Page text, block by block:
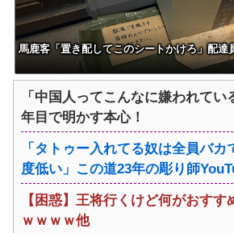
馬鹿客「置き配してこのシートかけろ」配達
「中国人ってこんなに嫌われて
年目で明かす本心！
「タトゥー入れてる奴は全員バカ
度低い」この道23年の彫り師
【困惑】王将行くけど何がおすす
ｗｗｗｗ他